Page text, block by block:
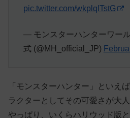
pic.twitter.com/wkplqlTstG
— モンスターハンターワー
式 (@MH_official_JP)
「モンスターハンター」といえ
ラクターとしてその可愛さが大
やっぱり、いくらハリウッド版